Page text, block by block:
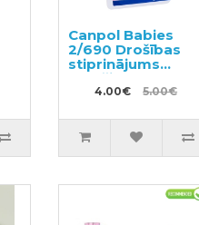
Canpol Babies
2/690 Drošības
stiprinājums
stūrīšiem
4.00€ 5.00€